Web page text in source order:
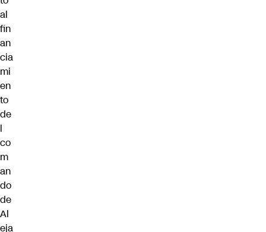
al
fin
an
cia
mi
en
to
de
l
co
m
an
do
de
Al
eja